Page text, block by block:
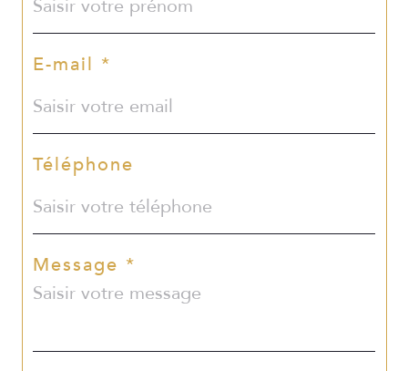
E-mail *
Téléphone
Message *